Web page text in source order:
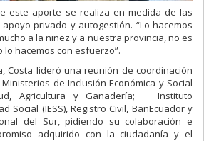
este aporte se realiza en medida de las
privado y autogestión. “Lo hacemos
a la niñez y a nuestra provincia, no es
hacemos con esfuerzo”.
Costa lideró una reunión de coordinación
de Inclusión Económica y Social
Agricultura y Ganadería; Instituto
Social (IESS), Registro Civil, BanEcuador y
del Sur, pidiendo su colaboración e
adquirido con la ciudadanía y el